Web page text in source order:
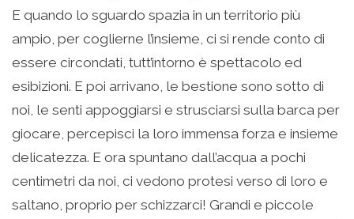
E quando lo sguardo spazia in un territorio più
ampio, per coglierne l’insieme, ci si rende conto di
essere circondati, tutt’intorno è spettacolo ed
esibizioni. E poi arrivano, le bestione sono sotto di
noi, le senti appoggiarsi e strusciarsi sulla barca per
giocare, percepisci la loro immensa forza e insieme
delicatezza. E ora spuntano dall’acqua a pochi
centimetri da noi, ci vedono protesi verso di loro e
saltano, proprio per schizzarci! Grandi e piccole